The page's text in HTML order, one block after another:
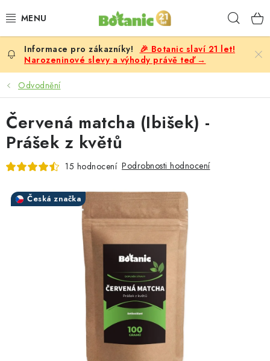
na
PREMIUM
DOPLŇKY STRAVY
CÍLE
POTRAVINY, NÁPOJE
BESTSELLERY
🎉 Botanic slaví 21 let!
Narozeninové slevy a výhody právě teď →
Odvodnění
Červená matcha (Ibišek) -
Prášek z květů
15 hodnocení Podrobnosti hodnocení
Česká značka